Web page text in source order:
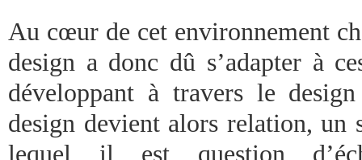
Au cœur de cet environnement
design a donc dû s’adapter à
développant à travers le
design devient alors relation, un
lequel il est question